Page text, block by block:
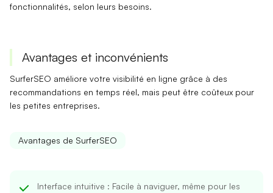
fonctionnalités, selon leurs besoins.
Avantages et inconvénients
SurferSEO améliore votre visibilité en ligne grâce à des
recommandations en temps réel, mais peut être coûteux pour
les petites entreprises.
Avantages de SurferSEO
Interface intuitive : Facile à naviguer, même pour les